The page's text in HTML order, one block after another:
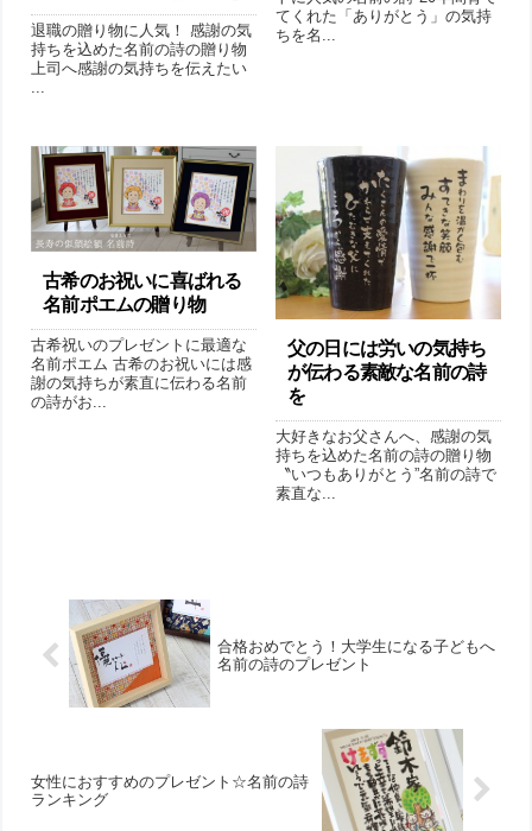
退職の贈り物に人気！ 感謝の気
持ちを込めた名前の詩の贈り物
上司へ感謝の気持ちを伝えたい
てくれた「ありがとう」の気持
ちを名...
古希のお祝いに喜ばれる
名前ポエムの贈り物
古希祝いのプレゼントに最適な
名前ポエム 古希のお祝いには感
謝の気持ちが素直に伝わる名前
の詩がお...
父の日には労いの気持ち
が伝わる素敵な名前の詩
を
大好きなお父さんへ、感謝の気
持ちを込めた名前の詩の贈り物
〝いつもありがとう”名前の詩で
素直な...
合格おめでとう！大学生になる子どもへ
名前の詩のプレゼント
女性におすすめのプレゼント☆名前の詩
ランキング